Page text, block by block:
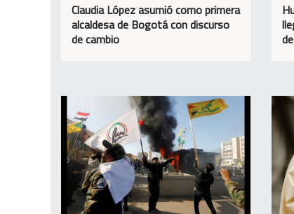
Claudia López asumió como primera
alcaldesa de Bogotá con discurso
de cambio